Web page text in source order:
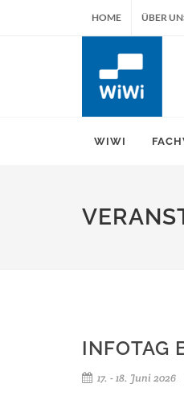
HOME ÜBER
WIWI
INFOTAG
17. - 18. Juni 2026